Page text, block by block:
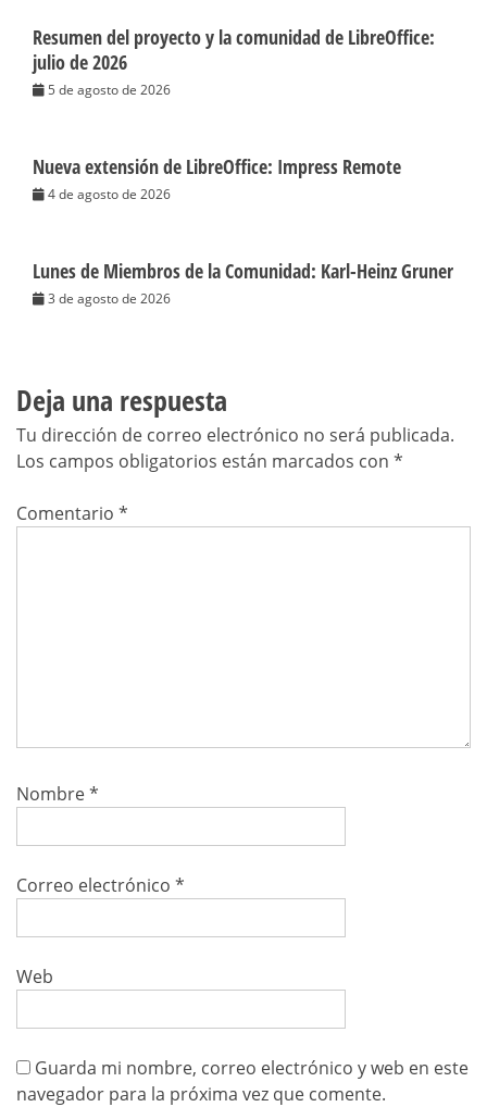
Resumen del proyecto y la comunidad de LibreOffice:
julio de 2026
5 de agosto de 2026
Nueva extensión de LibreOffice: Impress Remote
4 de agosto de 2026
Lunes de Miembros de la Comunidad: Karl-Heinz Gruner
3 de agosto de 2026
Deja una respuesta
Tu dirección de correo electrónico no será publicada.
Los campos obligatorios están marcados con *
Comentario *
Nombre*
Correo electrónico *
Web
Guarda mi nombre, correo electrónico y web en este
navegador para la próxima vez que comente.